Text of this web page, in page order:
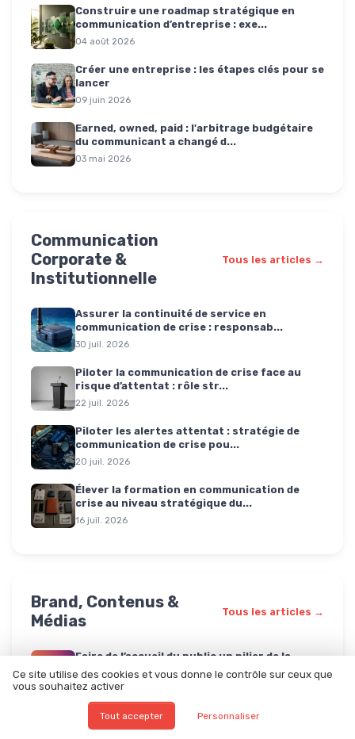
Construire une roadmap stratégique en
communication d’entreprise : exe...
04 août 2026
Créer une entreprise : les étapes clés pour se
lancer
09 juin 2026
Earned, owned, paid : l'arbitrage budgétaire
du communicant a changé d...
03 mai 2026
Communication
Corporate &
Institutionnelle
Tous les articles →
Assurer la continuité de service en
communication de crise : responsab...
30 juil. 2026
Piloter la communication de crise face au
risque d’attentat : rôle str...
22 juil. 2026
Piloter les alertes attentat : stratégie de
communication de crise pou...
20 juil. 2026
Élever la formation en communication de
crise au niveau stratégique du...
16 juil. 2026
Brand, Contenus &
Médias
Tous les articles →
Faire de l’accueil du public un pilier de la
marque corporate
04 août 2026
Comment www perspectives-communication
com renouvelle la stratégie de...
Ce site utilise des cookies et vous donne le contrôle sur ceux que
vous souhaitez activer
Tout accepter Personnaliser